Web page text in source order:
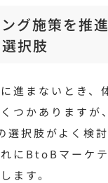
グ施策を推
択肢
進まないとき、
つかありますが
選択肢がよく検討
にBtoBマーケ
ます。